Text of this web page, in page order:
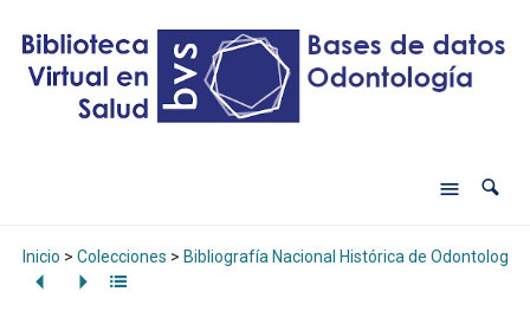
Inicio > Colecciones > Bibliografía Nacional Histórica de Odontología